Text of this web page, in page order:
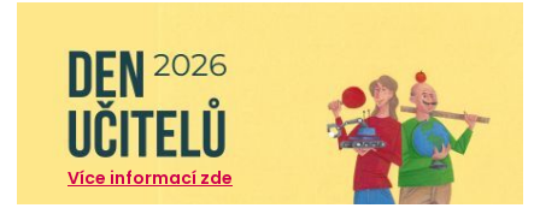
Více informací zde